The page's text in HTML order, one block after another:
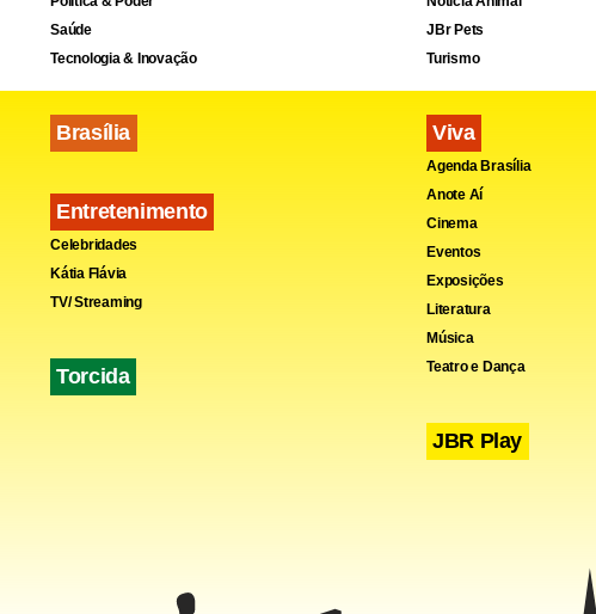
Saúde
Tecnologia & Inovação
Brasília
Entretenimento
Celebridades
Kátia Flávia
TV/ Streaming
Torcida
JBr Pets
Turismo
Viva
Agenda Brasília
Anote Aí
Cinema
Eventos
Exposições
Literatura
Música
Teatro e Dança
JBR Play